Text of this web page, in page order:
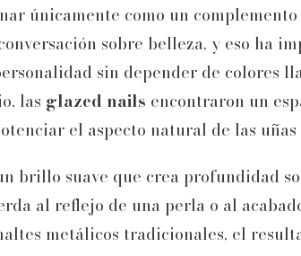
únicamente como un
sobre belleza, y eso ha
sin depender de colores
las glazed nails encontraron un
el aspecto natural de las
brillo suave que crea profundidad
al reflejo de una perla o al
metálicos tradicionales, el